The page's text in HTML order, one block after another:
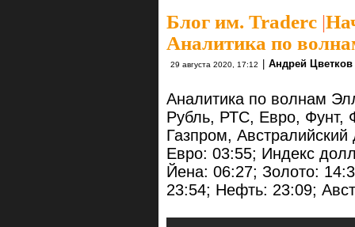
Блог им. Traderc |
Аналитика по
29 августа 2020, 17:12 Андрей Цветков
Аналитика по волнам
Рубль, РТС, Евро, Фунт,
Газпром,
Евро: 03:55; Индекс
Йена: 06:27; Золото:
23:54; Нефть: 23:09;